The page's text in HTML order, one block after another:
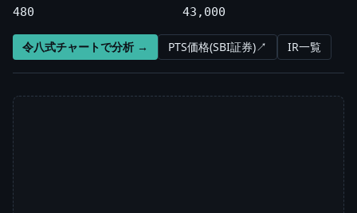
480
43,000
令八式チャートで分析 → PTS価格(SBI証券)↗ IR一覧